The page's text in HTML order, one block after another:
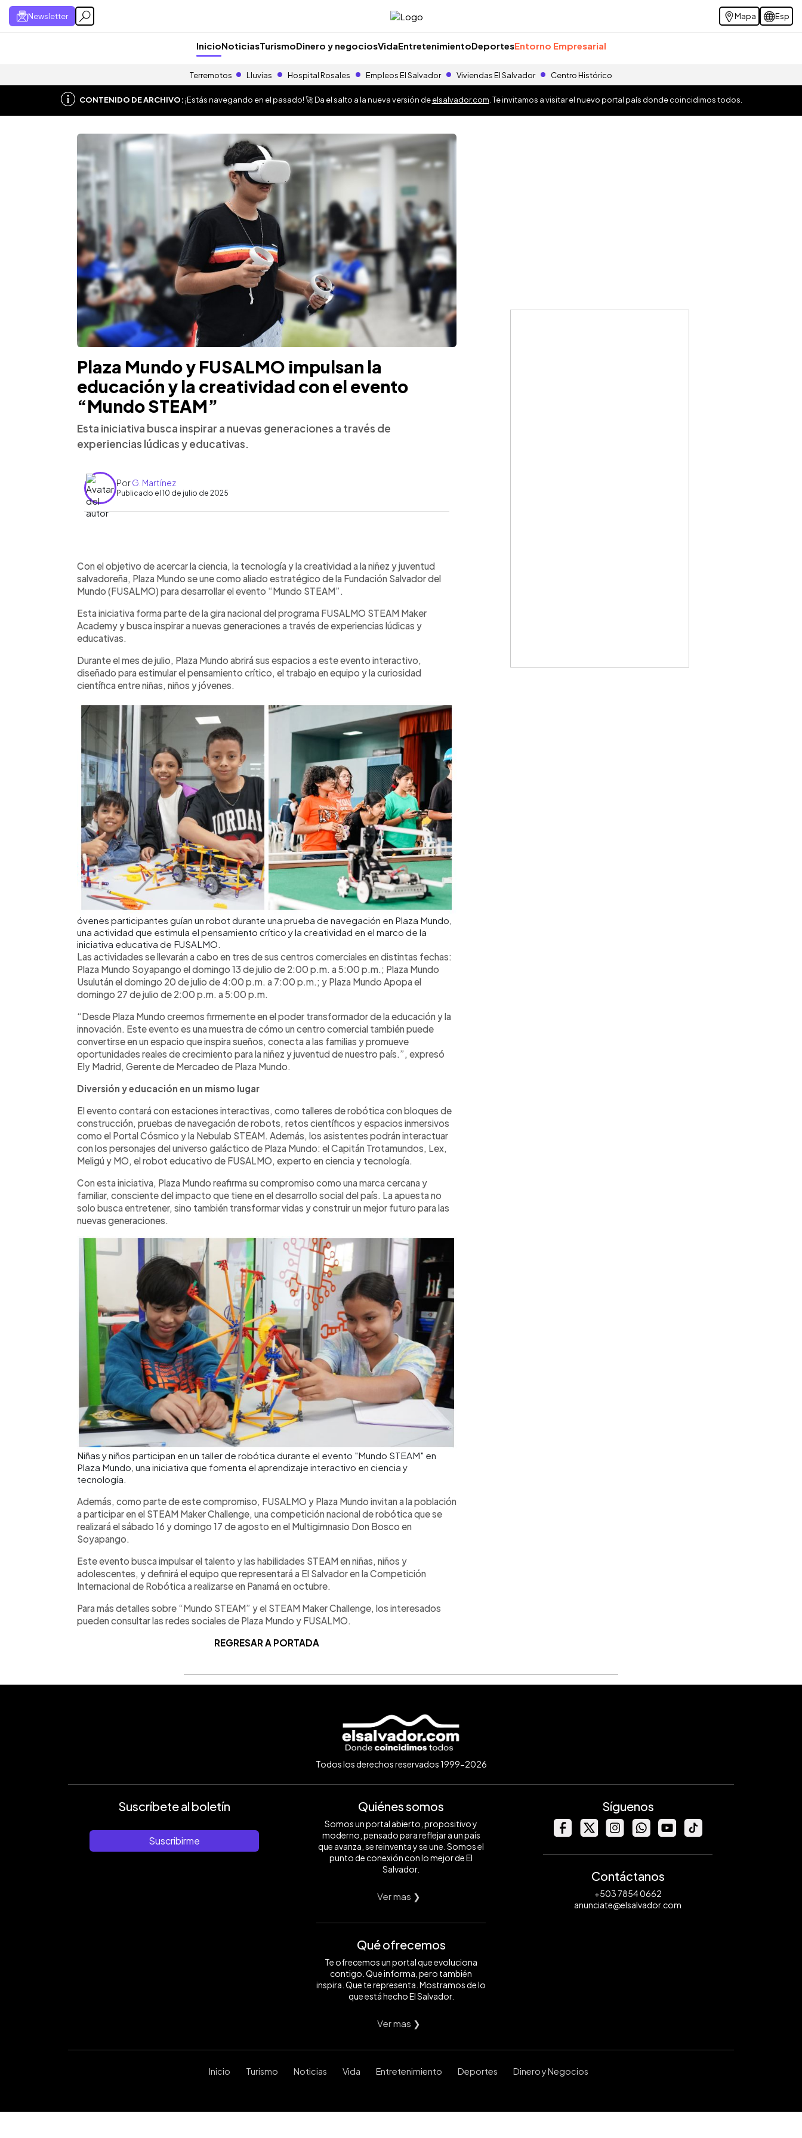
Newsletter Mapa Esp
InicioNoticiasTurismoDinero y negociosVidaEntretenimientoDeportesEntorno Empresarial
Terremotos Lluvias Hospital Rosales Empleos El Salvador Viviendas El Salvador Centro Histórico
CONTENIDO DE ARCHIVO:¡Estás navegando en el pasado! 🚀 Da el salto a la nueva versión deelsalvador.com . Te invitamos a visitar el nuevo portal país donde coincidimos todos.
Plaza Mundo y FUSALMO impulsan la
educación y la creatividad con el evento
“Mundo STEAM”
Esta iniciativa busca inspirar a nuevas generaciones a través de
experiencias lúdicas y educativas.
PorG. Martínez
Publicado el 10 de julio de 2025
► Escuchar artículo
Con el objetivo de acercar la ciencia, la tecnología y la creatividad a la niñez y juventud
salvadoreña, Plaza Mundo se une como aliado estratégico de la Fundación Salvador del
Mundo (FUSALMO) para desarrollar el evento “Mundo STEAM”.
Esta iniciativa forma parte de la gira nacional del programa FUSALMO STEAM Maker
Academy y busca inspirar a nuevas generaciones a través de experiencias lúdicas y
educativas.
Durante el mes de julio, Plaza Mundo abrirá sus espacios a este evento interactivo,
diseñado para estimular el pensamiento crítico, el trabajo en equipo y la curiosidad
científica entre niñas, niños y jóvenes.
óvenes participantes guían un robot durante una prueba de navegación en Plaza Mundo,
una actividad que estimula el pensamiento crítico y la creatividad en el marco de la
iniciativa educativa de FUSALMO.
Las actividades se llevarán a cabo en tres de sus centros comerciales en distintas fechas:
Plaza Mundo Soyapango el domingo 13 de julio de 2:00 p.m. a 5:00 p.m.; Plaza Mundo
Usulután el domingo 20 de julio de 4:00 p.m. a 7:00 p.m.; y Plaza Mundo Apopa el
domingo 27 de julio de 2:00 p.m. a 5:00 p.m.
“Desde Plaza Mundo creemos firmemente en el poder transformador de la educación y la
innovación. Este evento es una muestra de cómo un centro comercial también puede
convertirse en un espacio que inspira sueños, conecta a las familias y promueve
oportunidades reales de crecimiento para la niñez y juventud de nuestro país.”, expresó
Ely Madrid, Gerente de Mercadeo de Plaza Mundo.
Diversión y educación en un mismo lugar
El evento contará con estaciones interactivas, como talleres de robótica con bloques de
construcción, pruebas de navegación de robots, retos científicos y espacios inmersivos
como el Portal Cósmico y la Nebulab STEAM. Además, los asistentes podrán interactuar
con los personajes del universo galáctico de Plaza Mundo: el Capitán Trotamundos, Lex,
Meligú y MO, el robot educativo de FUSALMO, experto en ciencia y tecnología.
Con esta iniciativa, Plaza Mundo reafirma su compromiso como una marca cercana y
familiar, consciente del impacto que tiene en el desarrollo social del país. La apuesta no
solo busca entretener, sino también transformar vidas y construir un mejor futuro para las
nuevas generaciones.
Niñas y niños participan en un taller de robótica durante el evento "Mundo STEAM" en
Plaza Mundo, una iniciativa que fomenta el aprendizaje interactivo en ciencia y
tecnología.
Además, como parte de este compromiso, FUSALMO y Plaza Mundo invitan a la población
a participar en el STEAM Maker Challenge, una competición nacional de robótica que se
realizará el sábado 16 y domingo 17 de agosto en el Multigimnasio Don Bosco en
Soyapango.
Este evento busca impulsar el talento y las habilidades STEAM en niñas, niños y
adolescentes, y definirá el equipo que representará a El Salvador en la Competición
Internacional de Robótica a realizarse en Panamá en octubre.
Para más detalles sobre “Mundo STEAM” y el STEAM Maker Challenge, los interesados
pueden consultar las redes sociales de Plaza Mundo y FUSALMO.
REGRESAR A PORTADA
Todos los derechos reservados 1999-2026
Suscríbete al boletín
Suscribirme
Quiénes somos
Somos un portal abierto, propositivo y
moderno, pensado para reflejar a un país
que avanza, se reinventa y se une. Somos el
punto de conexión con lo mejor de El
Salvador.
Ver mas ❯
Qué ofrecemos
Te ofrecemos un portal que evoluciona
contigo. Que informa, pero también
inspira. Que te representa. Mostramos de lo
que está hecho El Salvador.
Ver mas ❯
Síguenos
Contáctanos
+503 7854 0662
anunciate@elsalvador.com
Inicio Turismo Noticias Vida Entretenimiento Deportes Dinero y Negocios